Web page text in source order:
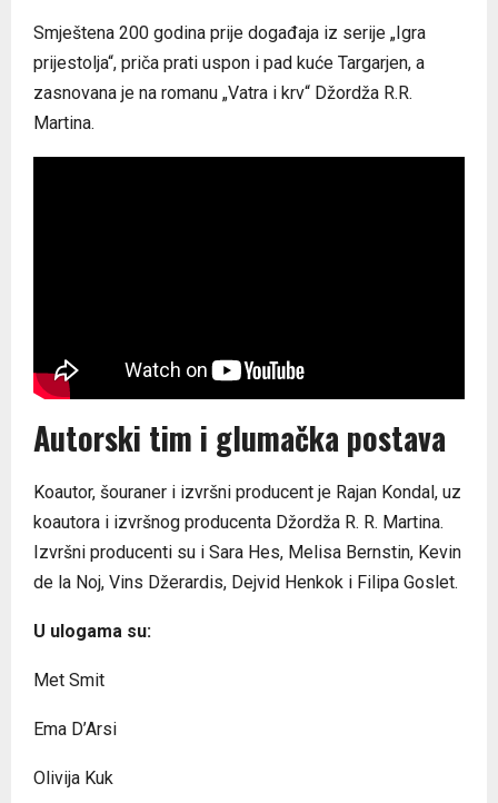
Smještena 200 godina prije događaja iz serije „Igra
prijestolja“, priča prati uspon i pad kuće Targarjen, a
zasnovana je na romanu „Vatra i krv“ Džordža R.R.
Martina.
Autorski tim i glumačka postava
Koautor, šouraner i izvršni producent je Rajan Kondal, uz
koautora i izvršnog producenta Džordža R. R. Martina.
Izvršni producenti su i Sara Hes, Melisa Bernstin, Kevin
de la Noj, Vins Džerardis, Dejvid Henkok i Filipa Goslet.
U ulogama su:
Met Smit
Ema D’Arsi
Olivija Kuk